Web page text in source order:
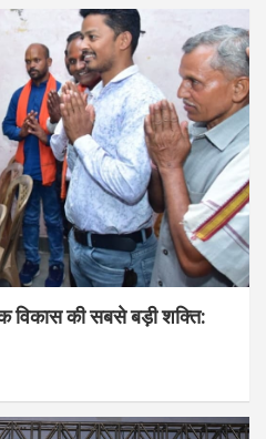
विकास की सबसे बड़ी शक्ति: